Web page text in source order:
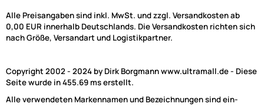
Alle Preisangaben sind inkl. MwSt. und zzgl. Versandkosten ab
0,00 EUR innerhalb Deutschlands. Die Versandkosten richten sich
nach Größe, Versandart und Logistikpartner.
Copyright 2002 - 2024 by Dirk Borgmann www.ultramall.de - Diese
Seite wurde in 455.69 ms erstellt.
Alle verwendeten Markennamen und Bezeichnungen sind ein-